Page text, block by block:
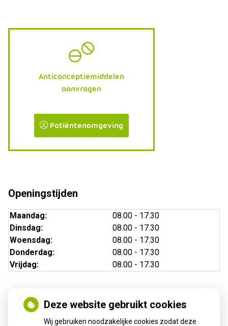
Anticonceptiemiddelen
aanvragen
Patiëntenomgeving
Openingstijden
Maandag:
08.00 - 17.30
Dinsdag:
08.00 - 17.30
Woensdag:
08.00 - 17.30
Donderdag:
08.00 - 17.30
Vrijdag:
08.00 - 17.30
Nieuws Deze website gebruikt cookies
Wij gebruiken noodzakelijke cookies zodat deze